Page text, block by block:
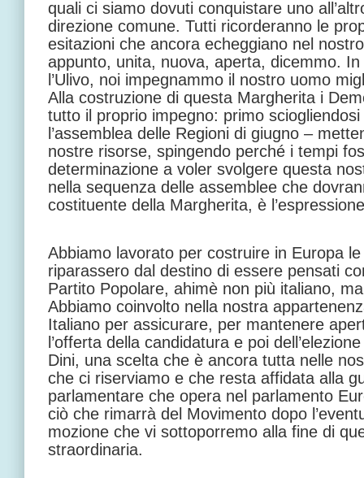
quali ci siamo dovuti conquistare uno
direzione comune. Tutti ricorderanno le
esitazioni che ancora echeggiano nel
appunto, unita, nuova, aperta, dicemmo.
l’Ulivo, noi impegnammo il nostro uomo
Alla costruzione di questa Margherita i
tutto il proprio impegno: primo
l’assemblea delle Regioni di giugno –
nostre risorse, spingendo perché i tempi
determinazione a voler svolgere questa
nella sequenza delle assemblee che
costituente della Margherita, è
Abbiamo lavorato per costruire in Europa
riparassero dal destino di essere pensati
Partito Popolare, ahimè non più italiano,
Abbiamo coinvolto nella nostra
Italiano per assicurare, per mantenere
l’offerta della candidatura e poi
Dini, una scelta che è ancora tutta nelle
che ci riserviamo e che resta affidata alla
parlamentare che opera nel parlamento
ciò che rimarrà del Movimento dopo
mozione che vi sottoporremo alla fine di
straordinaria.